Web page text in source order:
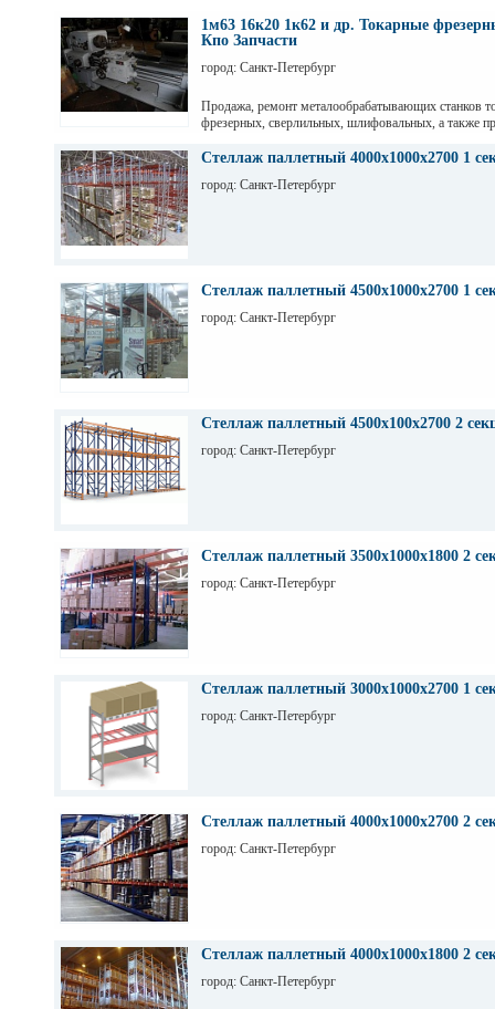
1м63 16к20 1к62 и др. Токарные
Кпо Запчасти
город: Санкт-Петербург
Продажа, ремонт металообрабатывающих станков
фрезерных, сверлильных, шлифовальных, а также
оборудования. Торг. Выбор. Пусконаладка. Санкт-
Стеллаж паллетный 4000х1000х2700 1
город: Санкт-Петербург
Стеллаж паллетный 4500х1000х2700 1
город: Санкт-Петербург
Стеллаж паллетный 4500х100х2700 2
город: Санкт-Петербург
Стеллаж паллетный 3500х1000х1800 2
город: Санкт-Петербург
Стеллаж паллетный 3000х1000х2700 1
город: Санкт-Петербург
Стеллаж паллетный 4000х1000х2700 2
город: Санкт-Петербург
Стеллаж паллетный 4000х1000х1800 2
город: Санкт-Петербург